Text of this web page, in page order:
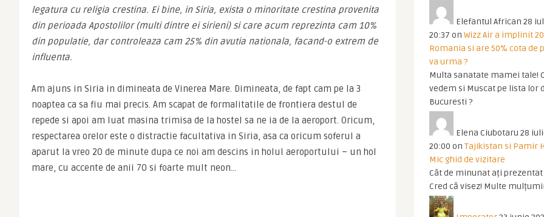
legatura cu religia crestina. Ei bine, in Siria, exista o minoritate crestina provenita
din perioada Apostolilor (multi dintre ei sirieni) si care acum reprezinta cam 10%
din populatie, dar controleaza cam 25% din avutia nationala, facand-o extrem de
influenta.
Am ajuns in Siria in dimineata de Vinerea Mare. Dimineata, de fapt cam pe la 3
noaptea ca sa fiu mai precis. Am scapat de formalitatile de frontiera destul de
repede si apoi am luat masina trimisa de la hostel sa ne ia de la aeroport. Oricum,
respectarea orelor este o distractie facultativa in Siria, asa ca oricum soferul a
aparut la vreo 20 de minute dupa ce noi am descins in holul aeroportului – un hol
mare, cu accente de anii 70 si foarte mult neon…
Elefantul African 28
20:37 on Wizz Air a implinit
Romania si are 50% cota de
va urma ?
Multa sanatate mamei tale!
vedem si Muscat pe lista lor
Bucuresti ?
Elena Ciubotaru 28
20:00 on Tajikistan si Pamir
Mic ghid de vizitare
Cât de minunat ați prezentat
Cred că visez! Multe